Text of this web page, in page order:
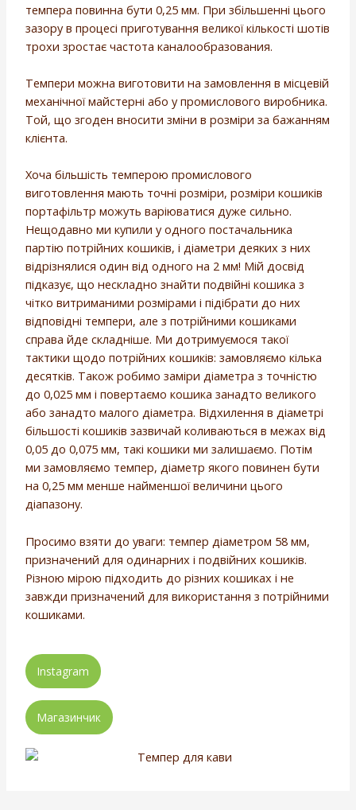
темпера повинна бути 0,25 мм. При збільшенні цього
зазору в процесі приготування великої кількості шотів
трохи зростає частота каналообразования.
Темпери можна виготовити на замовлення в місцевій
механічної майстерні або у промислового виробника.
Той, що згоден вносити зміни в розміри за бажанням
клієнта.
Хоча більшість темперою промислового
виготовлення мають точні розміри, розміри кошиків
портафільтр можуть варіюватися дуже сильно.
Нещодавно ми купили у одного постачальника
партію потрійних кошиків, і діаметри деяких з них
відрізнялися один від одного на 2 мм! Мій досвід
підказує, що нескладно знайти подвійні кошика з
чітко витриманими розмірами і підібрати до них
відповідні темпери, але з потрійними кошиками
справа йде складніше. Ми дотримуємося такої
тактики щодо потрійних кошиків: замовляємо кілька
десятків. Також робимо заміри діаметра з точністю
до 0,025 мм і повертаємо кошика занадто великого
або занадто малого діаметра. Відхилення в діаметрі
більшості кошиків зазвичай коливаються в межах від
0,05 до 0,075 мм, такі кошики ми залишаємо. Потім
ми замовляємо темпер, діаметр якого повинен бути
на 0,25 мм менше найменшої величини цього
діапазону.
Просимо взяти до уваги: темпер діаметром 58 мм,
призначений для одинарних і подвійних кошиків.
Різною мірою підходить до різних кошиках і не
завжди призначений для використання з потрійними
кошиками.
Instagram
Магазинчик